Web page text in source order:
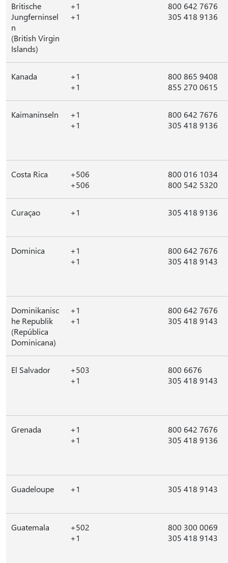
Britische
Jungferninsel
n
(British Virgin
Islands)
+1
+1
800 642 7676
305 418 9136
Kanada
+1
+1
800 865 9408
855 270 0615
Kaimaninseln
+1
+1
800 642 7676
305 418 9136
Costa Rica
+506
+506
800 016 1034
800 542 5320
Curaçao +1 305 418 9136
Dominica
+1
+1
800 642 7676
305 418 9143
Dominikanisc
he Republik
(República
Dominicana)
+1
+1
800 642 7676
305 418 9143
El Salvador
+503
+1
800 6676
305 418 9143
Grenada
+1
+1
800 642 7676
305 418 9136
Guadeloupe +1 305 418 9143
Guatemala
+502
+1
800 300 0069
305 418 9143